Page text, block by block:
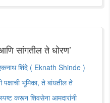
सांगतील ते धोरण’
शिंदे ( Eknath Shinde )
भूमिका, ते बांधतील ते
करून शिवसेना आमदारांनी